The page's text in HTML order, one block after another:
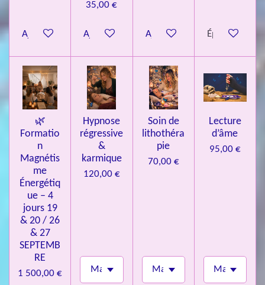
l
Ajouter au panier
35,00 €
Ajouter au panierAjouter au panierÉpuisé
🌿
Formatio
n
Magnétis
me
Énergétiq
ue – 4
jours 19
& 20 / 26
& 27
SEPTEMB
RE
1 500,00 €
Hypnose
régressive
&
karmique
120,00 €
Soin de
lithothéra
pie
70,00 €
Lecture
d’âme
95,00 €